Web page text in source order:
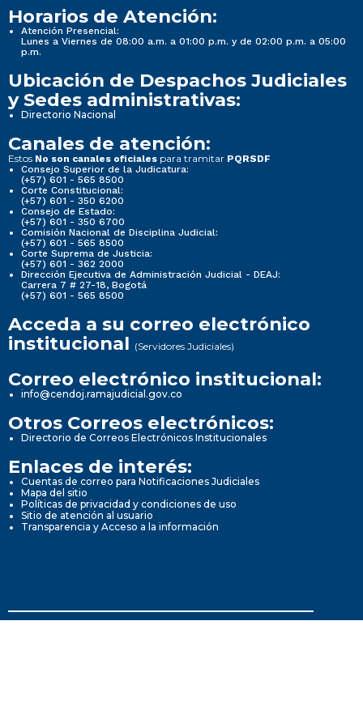
Horarios de Atención:
Atención Presencial:
Lunes a Viernes de 08:00 a.m. a 01:00 p.m. y de 02:00 p.m. a 05:00
p.m.
Ubicación de Despachos Judiciales
y Sedes administrativas:
Directorio Nacional
Canales de atención:
Estos No son canales oficiales para tramitar PQRSDF
Consejo Superior de la Judicatura:
(+57) 601 - 565 8500
Corte Constitucional:
(+57) 601 - 350 6200
Consejo de Estado:
(+57) 601 - 350 6700
Comisión Nacional de Disciplina Judicial:
(+57) 601 - 565 8500
Corte Suprema de Justicia:
(+57) 601 - 362 2000
Dirección Ejecutiva de Administración Judicial - DEAJ:
Carrera 7 # 27-18, Bogotá
(+57) 601 - 565 8500
Acceda a su correo electrónico
institucional (Servidores Judiciales)
Correo electrónico institucional:
info@cendoj.ramajudicial.gov.co
Otros Correos electrónicos:
Directorio de Correos Electrónicos Institucionales
Enlaces de interés:
Cuentas de correo para Notificaciones Judiciales
Mapa del sitio
Políticas de privacidad y condiciones de uso
Sitio de atención al usuario
Transparencia y Acceso a la información